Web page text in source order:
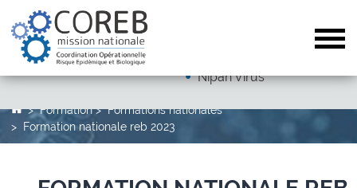
Arboviroses (hors dengue)
Nipah Virus
Formation
Formations nationales
Formation nationale reb 2023